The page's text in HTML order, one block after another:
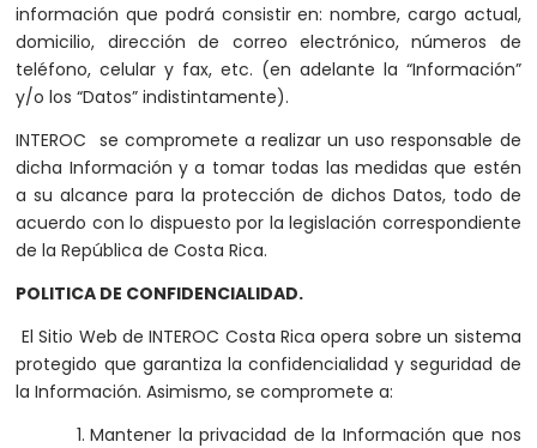
información que podrá consistir en: nombre, cargo actual,
domicilio, dirección de correo electrónico, números de
teléfono, celular y fax, etc. (en adelante la “Información”
y/o los “Datos” indistintamente).
INTEROC se compromete a realizar un uso responsable de
dicha Información y a tomar todas las medidas que estén
a su alcance para la protección de dichos Datos, todo de
acuerdo con lo dispuesto por la legislación correspondiente
de la República de Costa Rica.
POLITICA DE CONFIDENCIALIDAD.
El Sitio Web de INTEROC Costa Rica opera sobre un sistema
protegido que garantiza la confidencialidad y seguridad de
la Información. Asimismo, se compromete a:
Mantener la privacidad de la Información que nos